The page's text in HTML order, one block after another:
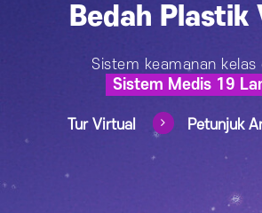
Bedah Plastik
Sistem keamanan kelas
Sistem Medis 19
Tur Virtual Petunjuk